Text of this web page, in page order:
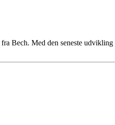
Bech. Med den seneste